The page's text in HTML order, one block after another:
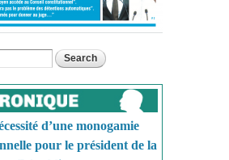
d’une monogamie
pour le président de la